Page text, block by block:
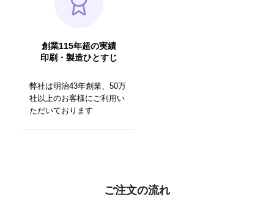
創業115年超の実績
印刷・製造ひとすじ
弊社は明治43年創業、50万
社以上のお客様にご利用い
ただいております
ご注文の流れ